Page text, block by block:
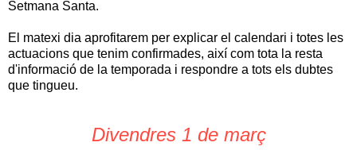
Setmana Santa.
El matexi dia aprofitarem per explicar el calendari i totes les
actuacions que tenim confirmades, així com tota la resta
d'informació de la temporada i respondre a tots els dubtes
que tingueu.
Divendres 1 de març